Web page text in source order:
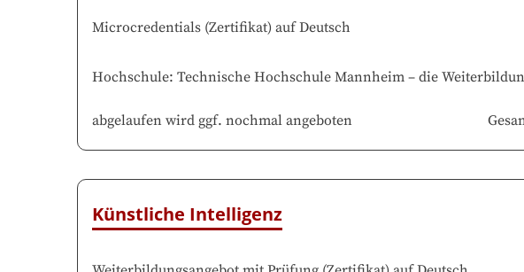
Microcredentials (Zertifikat) auf Deutsch
Hochschule: Technische Hochschule Mannheim – die
abgelaufen wird ggf. nochmal angeboten
Künstliche Intelligenz